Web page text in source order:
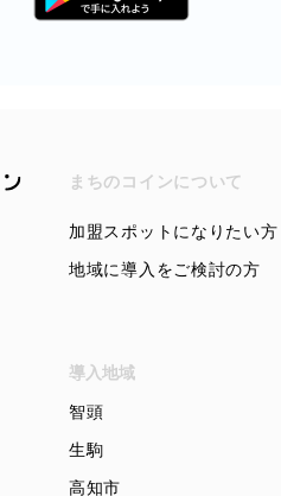
まちのコインについて
加盟スポットになりたい方
地域に導入をご検討の方
導入地域
智頭
生駒
高知市